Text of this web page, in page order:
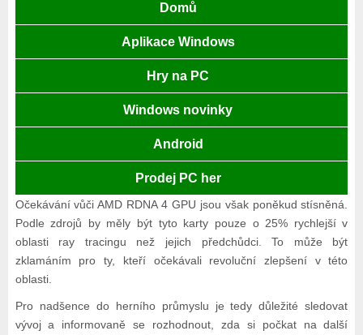
Domů
Aplikace Windows
Hry na PC
Windows novinky
Android
Prodej PC her
Očekávání vůči AMD RDNA 4 GPU jsou však poněkud stísněná.
Podle zdrojů by měly být tyto karty pouze o 25% rychlejší v
oblasti ray tracingu než jejich předchůdci. To může být
zklamáním pro ty, kteří očekávali revoluční zlepšení v této
oblasti.
Pro nadšence do herního průmyslu je tedy důležité sledovat
vývoj a informovaně se rozhodnout, zda si počkat na další